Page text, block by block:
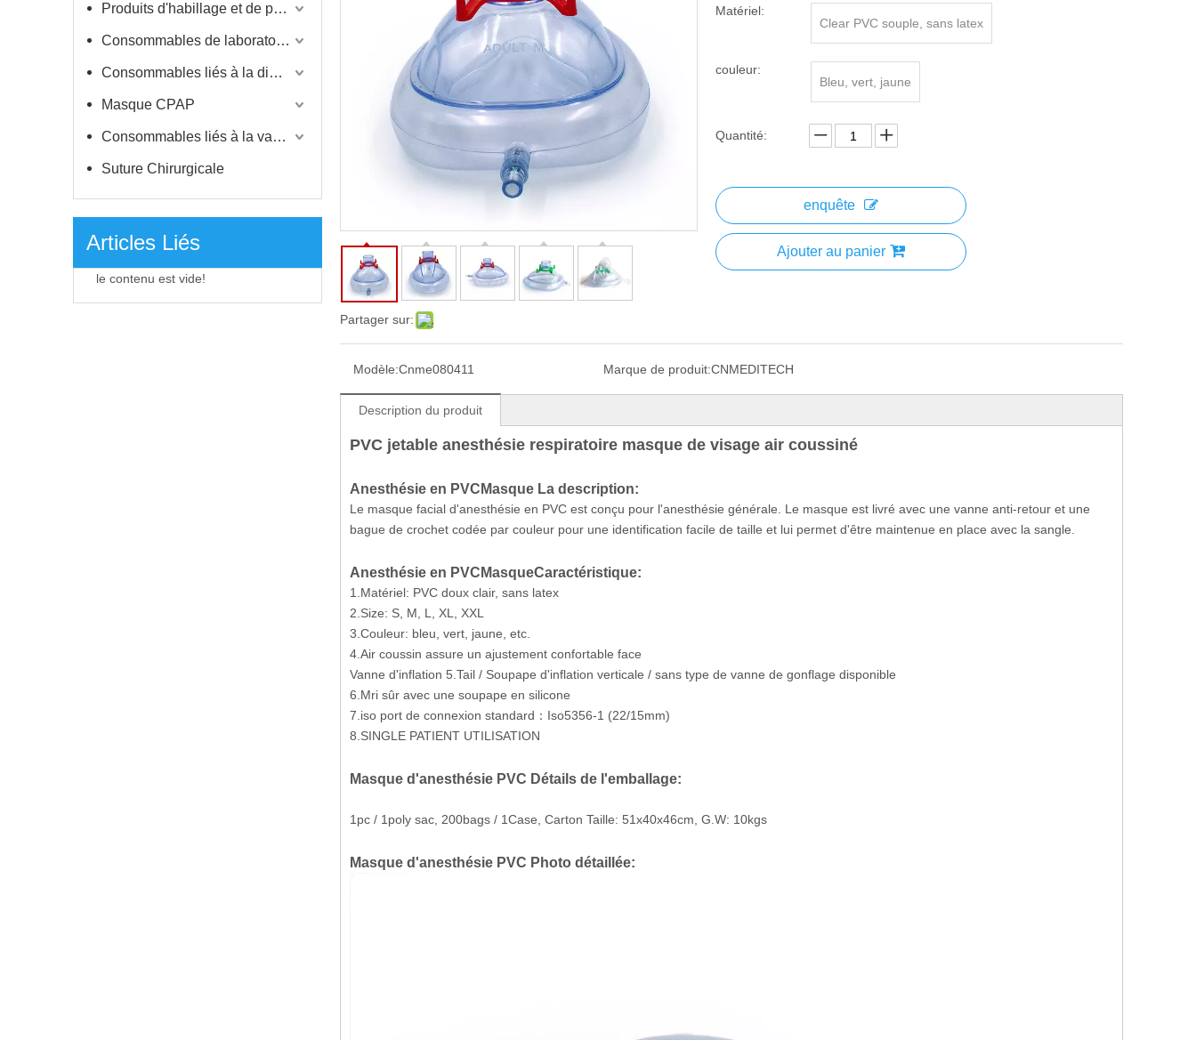
Produits d'habillage et de protection
Consommables de laboratoire
Consommables liés à la dialyse
Masque CPAP
Consommables liés à la vaccination
Suture Chirurgicale
Articles Liés
le contenu est vide!
Partager sur:
Matériel:
Clear PVC souple, sans latex
couleur:
Bleu, vert, jaune
Quantité:
enquête
Ajouter au panier
Modèle:Cnme080411 Marque de produit:CNMEDITECH
Description du produit
PVC jetable anesthésie respiratoire masque de visage air coussiné
Anesthésie en PVC Masque La description:
Le masque facial d'anesthésie en PVC est conçu pour l'anesthésie générale. Le masque est livré avec une vanne anti-retour et une
bague de crochet codée par couleur pour une identification facile de taille et lui permet d'être maintenue en place avec la sangle.
Anesthésie en PVC MasqueCaractéristique:
1.Matériel: PVC doux clair, sans latex
2.Size: S, M, L, XL, XXL
3.Couleur: bleu, vert, jaune, etc.
4.Air coussin assure un ajustement confortable face
Vanne d'inflation 5.Tail / Soupape d'inflation verticale / sans type de vanne de gonflage disponible
6.Mri sûr avec une soupape en silicone
7.iso port de connexion standard ： Iso5356-1 (22/15mm)
8.SINGLE PATIENT UTILISATION
Masque d'anesthésie PVC Détails de l'emballage:
1pc / 1poly sac, 200bags / 1Case, Carton Taille: 51x40x46cm, G.W: 10kgs
Masque d'anesthésie PVC Photo détaillée: